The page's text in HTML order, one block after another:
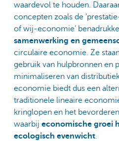
waardevol te houden.
concepten zoals de
of wij-economie’
samenwerking en
circulaire economie. Ze
gebruik van hulpbronnen en
minimaliseren van
economie biedt dus een
traditionele lineaire
kringlopen en het
waarbij economische groei
ecologisch evenwicht.